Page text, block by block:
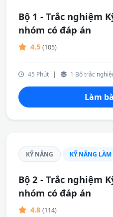
Bộ 1 - Trắc nghiệm
nhóm có đáp án
4.5 (105)
45 Phút | 1 Bộ trắc
Làm
KỸ NĂNG KỸ NĂNG
Bộ 2 - Trắc nghiệm
nhóm có đáp án
4.8 (114)